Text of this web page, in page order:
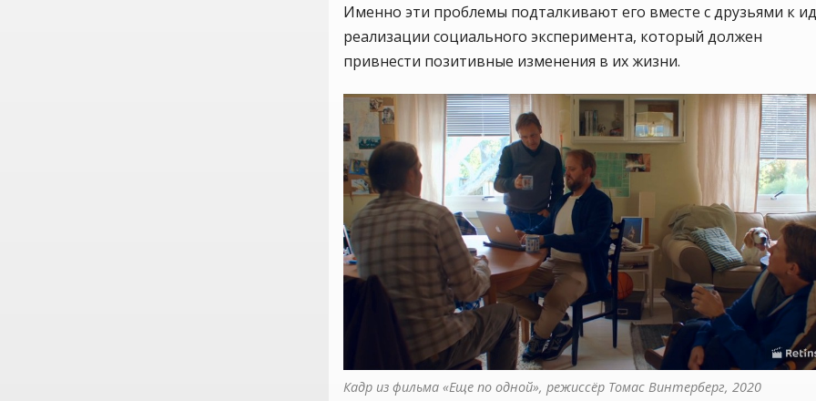
Именно эти проблемы подталкивают его вместе с друзьями к
реализации социального эксперимента, который должен
привнести позитивные изменения в их жизни.
Кадр из фильма «Еще по одной», режиссёр Томас Винтерберг, 2020